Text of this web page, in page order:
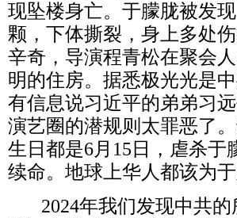
现坠楼身亡。于朦胧被发
颗，下体撕裂，身上多处
辛奇，导演程青松在聚会
明的住房。据悉极光光是
有信息说习近平的弟弟习
演艺圈的潜规则太罪恶了
生日都是6月 15 日，虐杀于
续命。地球上华人都该为
2024年我们发现中共